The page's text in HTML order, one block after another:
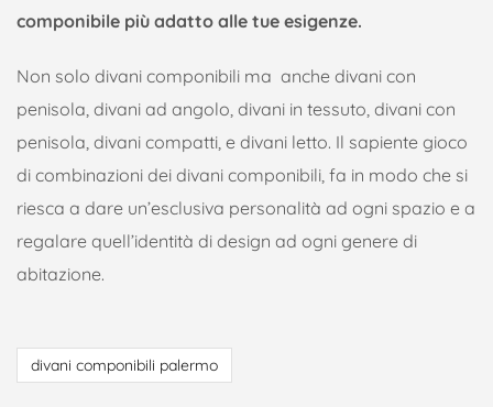
componibile più adatto alle tue esigenze.
Non solo divani componibili ma anche divani con
penisola, divani ad angolo, divani in tessuto, divani con
penisola, divani compatti, e divani letto. Il sapiente gioco
di combinazioni dei divani componibili, fa in modo che si
riesca a dare un’esclusiva personalità ad ogni spazio e a
regalare quell’identità di design ad ogni genere di
abitazione.
divani componibili palermo